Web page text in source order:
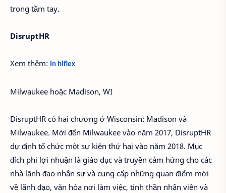
trong tầm tay.
DisruptHR
Xem thêm: In hiflex
Milwaukee hoặc Madison, WI
DisruptHR có hai chương ở Wisconsin: Madison và
Milwaukee. Mới đến Milwaukee vào năm 2017, DisruptHR
dự định tổ chức một sự kiện thứ hai vào năm 2018. Mục
đích phi lợi nhuận là giáo dục và truyền cảm hứng cho các
nhà lãnh đạo nhân sự và cung cấp những quan điểm mới
về lãnh đạo, văn hóa nơi làm việc, tinh thần nhân viên và